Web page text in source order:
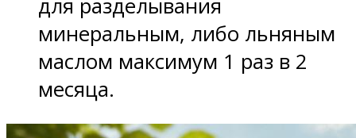
для разделывания
минеральным, либо льняным
маслом максимум 1 раз в 2
месяца.